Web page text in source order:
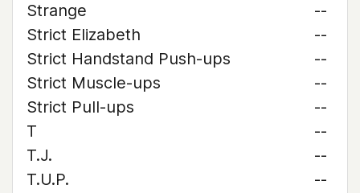
Strange
--
Strict Elizabeth
--
Strict Handstand Push-ups
--
Strict Muscle-ups
--
Strict Pull-ups
--
T
--
T.J.
--
T.U.P.
--